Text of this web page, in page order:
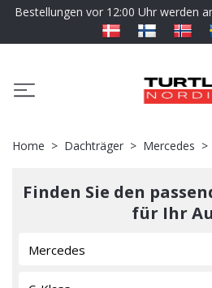
Bestellungen vor 12:00 Uhr werden
Home Dachträger Mercedes
Finden Sie den
für Ihr